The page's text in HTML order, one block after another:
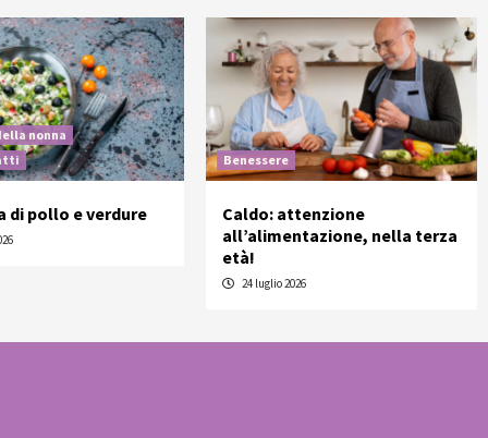
nonna
di pollo e verdure
Benessere
Caldo: attenzione
all’alimentazione, nella terza
età!
24 luglio 2026